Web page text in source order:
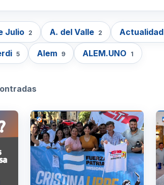
Julio 2 A. del Valle 2 Actualidad
5 Alem 9 ALEM.UNO 1